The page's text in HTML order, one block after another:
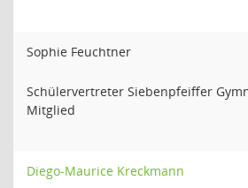
Sophie Feuchtner
Schülervertreter Siebenpfeiffer
Mitglied
Diego-Maurice Kreckmann